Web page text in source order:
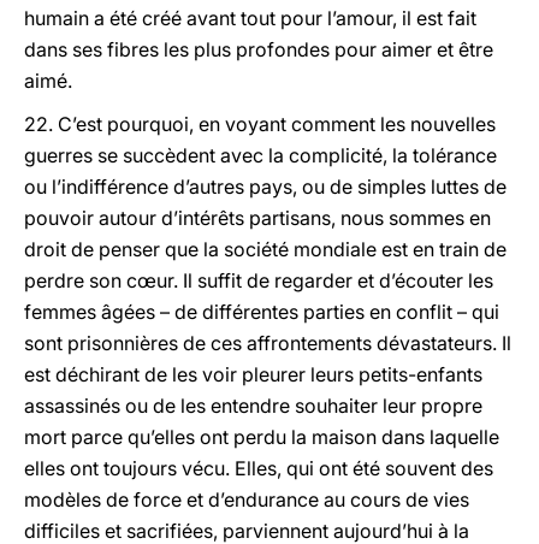
humain a été créé avant tout pour l’amour, il est fait
dans ses fibres les plus profondes pour aimer et être
aimé.
22. C’est pourquoi, en voyant comment les nouvelles
guerres se succèdent avec la complicité, la tolérance
ou l’indifférence d’autres pays, ou de simples luttes de
pouvoir autour d’intérêts partisans, nous sommes en
droit de penser que la société mondiale est en train de
perdre son cœur. Il suffit de regarder et d’écouter les
femmes âgées – de différentes parties en conflit – qui
sont prisonnières de ces affrontements dévastateurs. Il
est déchirant de les voir pleurer leurs petits-enfants
assassinés ou de les entendre souhaiter leur propre
mort parce qu’elles ont perdu la maison dans laquelle
elles ont toujours vécu. Elles, qui ont été souvent des
modèles de force et d’endurance au cours de vies
difficiles et sacrifiées, parviennent aujourd’hui à la